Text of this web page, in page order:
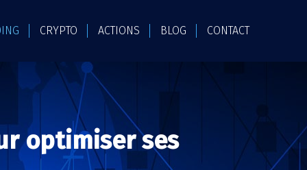
CRYPTO ACTIONS BLOG CONTACT
optimiser ses